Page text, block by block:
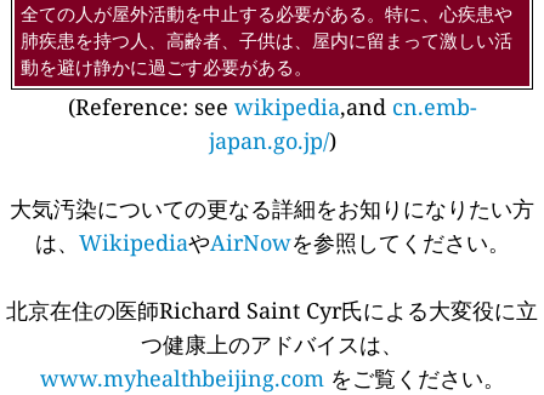
全ての人が屋外活動を中止する必要がある。特に、心疾患や
肺疾患を持つ人、高齢者、子供は、屋内に留まって激しい活
動を避け静かに過ごす必要がある。
(Reference: see wikipedia,and cn.emb-
japan.go.jp/)
大気汚染についての更なる詳細をお知りになりたい方
は、 WikipediaやAirNowを参照してください。
北京在住の医師Richard Saint Cyr氏による大変役に立
つ健康上のアドバイスは、
www.myhealthbeijing.com をご覧ください。